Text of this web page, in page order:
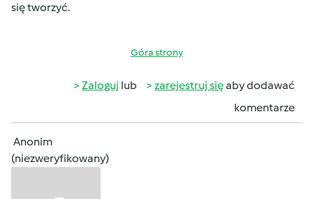
się tworzyć.
Góra strony
Zaloguj lub zarejestruj sięaby dodawać
komentarze
Anonim
(niezweryfikowany)